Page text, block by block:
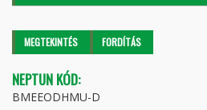
Elsődleges fülek
MEGTEKINTÉS (AKTÍVFORDÍTÁS
NEPTUN KÓD:
BMEEODHMU-D